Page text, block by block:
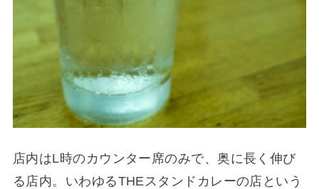
店内はL時のカウンター席のみで、奥に長く伸び
る店内。いわゆるTHEスタンドカレーの店という